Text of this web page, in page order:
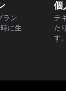
ラン
に生
個
テ
た
す。